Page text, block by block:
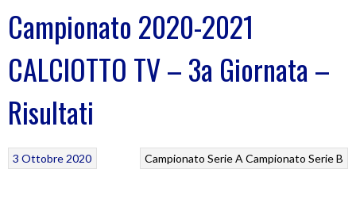
Campionato 2020-2021
CALCIOTTO TV – 3a Giornata –
Risultati
Campionato Serie A Campionato Serie B
3 Ottobre 2020